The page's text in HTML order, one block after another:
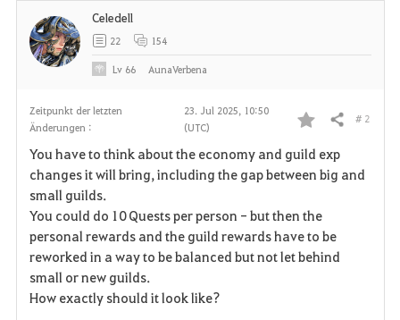
e
Zeitpunkt der letzten
Änderungen :
23. Jul 2025, 10:50
(UTC)
F
a
v
o
Teilen # 2
You have to think about the economy and guild exp
changes it will bring, including the gap between big and
small guilds.
You could do 10 Quests per person - but then the
personal rewards and the guild rewards have to be
reworked in a way to be balanced but not let behind
small or new guilds.
How exactly should it look like?
Celedell
22 154
Lv 66 AunaVerbena